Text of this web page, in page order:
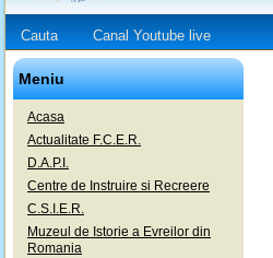
Cauta Canal Youtube live
Meniu
Acasa
Actualitate F.C.E.R.
D.A.P.I.
Centre de Instruire si Recreere
C.S.I.E.R.
Muzeul de Istorie a Evreilor din
Romania